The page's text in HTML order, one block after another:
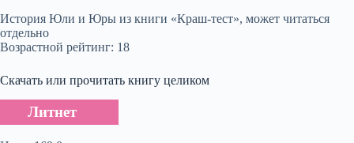
История Юли и Юры из книги «Краш-тест», может читаться
отдельно
Возрастной рейтинг: 18
Скачать или прочитать книгу целиком
Литнет